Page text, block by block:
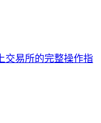
交易所的完整操作指